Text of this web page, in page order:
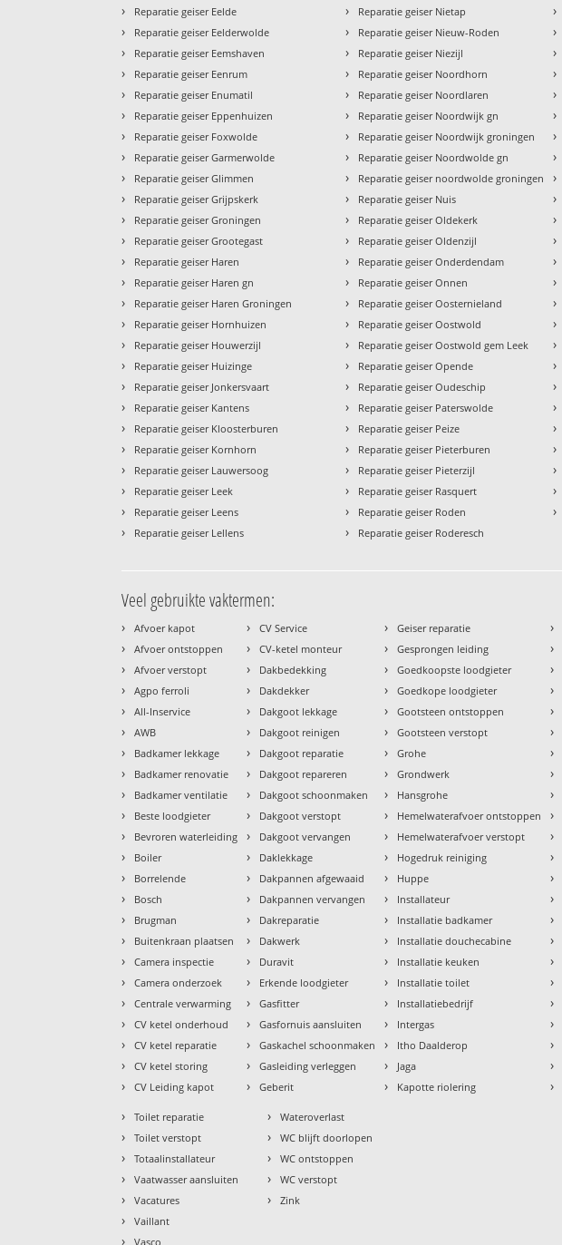
› Reparatie geiser Eelde
› Reparatie geiser Eelderwolde
› Reparatie geiser Eemshaven
› Reparatie geiser Eenrum
› Reparatie geiser Enumatil
› Reparatie geiser Eppenhuizen
› Reparatie geiser Foxwolde
› Reparatie geiser Garmerwolde
› Reparatie geiser Glimmen
› Reparatie geiser Grijpskerk
› Reparatie geiser Groningen
› Reparatie geiser Grootegast
› Reparatie geiser Haren
› Reparatie geiser Haren gn
› Reparatie geiser Haren Groningen
› Reparatie geiser Hornhuizen
› Reparatie geiser Houwerzijl
› Reparatie geiser Huizinge
› Reparatie geiser Jonkersvaart
› Reparatie geiser Kantens
› Reparatie geiser Kloosterburen
› Reparatie geiser Kornhorn
› Reparatie geiser Lauwersoog
› Reparatie geiser Leek
› Reparatie geiser Leens
› Reparatie geiser Lellens
› Reparatie geiser Nietap
› Reparatie geiser Nieuw-Roden
› Reparatie geiser Niezijl
› Reparatie geiser Noordhorn
› Reparatie geiser Noordlaren
› Reparatie geiser Noordwijk gn
› Reparatie geiser Noordwijk groningen
› Reparatie geiser Noordwolde gn
› Reparatie geiser noordwolde groningen
› Reparatie geiser Nuis
› Reparatie geiser Oldekerk
› Reparatie geiser Oldenzijl
› Reparatie geiser Onderdendam
› Reparatie geiser Onnen
› Reparatie geiser Oosternieland
› Reparatie geiser Oostwold
› Reparatie geiser Oostwold gem Leek
› Reparatie geiser Opende
› Reparatie geiser Oudeschip
› Reparatie geiser Paterswolde
› Reparatie geiser Peize
› Reparatie geiser Pieterburen
› Reparatie geiser Pieterzijl
› Reparatie geiser Rasquert
› Reparatie geiser Roden
› Reparatie geiser Roderesch
›
›
›
›
›
›
›
›
›
›
›
›
›
›
›
›
›
›
›
›
›
›
›
›
›
Veel gebruikte vaktermen:
› Afvoer kapot
› Afvoer ontstoppen
› Afvoer verstopt
› Agpo ferroli
› All-Inservice
› AWB
› Badkamer lekkage
› Badkamer renovatie
› Badkamer ventilatie
› Beste loodgieter
› Bevroren waterleiding
› Boiler
› Borrelende
› Bosch
› Brugman
› Buitenkraan plaatsen
› Camera inspectie
› Camera onderzoek
› Centrale verwarming
› CV ketel onderhoud
› CV ketel reparatie
› CV ketel storing
› CV Leiding kapot
› CV Service
› CV-ketel monteur
› Dakbedekking
› Dakdekker
› Dakgoot lekkage
› Dakgoot reinigen
› Dakgoot reparatie
› Dakgoot repareren
› Dakgoot schoonmaken
› Dakgoot verstopt
› Dakgoot vervangen
› Daklekkage
› Dakpannen afgewaaid
› Dakpannen vervangen
› Dakreparatie
› Dakwerk
› Duravit
› Erkende loodgieter
› Gasfitter
› Gasfornuis aansluiten
› Gaskachel schoonmaken
› Gasleiding verleggen
› Geberit
› Geiser reparatie
› Gesprongen leiding
› Goedkoopste loodgieter
› Goedkope loodgieter
› Gootsteen ontstoppen
› Gootsteen verstopt
› Grohe
› Grondwerk
› Hansgrohe
› Hemelwaterafvoer ontstoppen
› Hemelwaterafvoer verstopt
› Hogedruk reiniging
› Huppe
› Installateur
› Installatie badkamer
› Installatie douchecabine
› Installatie keuken
› Installatie toilet
› Installatiebedrijf
› Intergas
› Itho Daalderop
› Jaga
› Kapotte riolering
›
›
›
›
›
›
›
›
›
›
›
›
›
›
›
›
›
›
›
›
›
›
›
› Toilet reparatie
› Toilet verstopt
› Totaalinstallateur
› Vaatwasser aansluiten
› Vacatures
› Vaillant
› Vasco
› Wateroverlast
› WC blijft doorlopen
› WC ontstoppen
› WC verstopt
› Zink